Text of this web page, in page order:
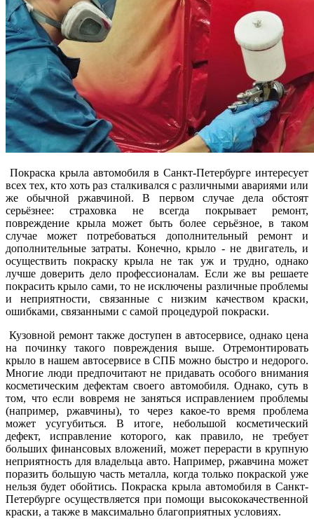
Покраска крыла автомобиля в Санкт-Петербурге интересует
всех тех, кто хоть раз сталкивался с различными авариями или
же обычной ржавчиной. В первом случае дела обстоят
серьёзнее: страховка не всегда покрывает ремонт,
повреждение крыла может быть более серьёзное, в таком
случае может потребоваться дополнительный ремонт и
дополнительные затраты. Конечно, крыло - не двигатель, и
осуществить покраску крыла не так уж и трудно, однако
лучше доверить дело профессионалам. Если же вы решаете
покрасить крыло сами, то не исключены различные проблемы
и неприятности, связанные с низким качеством краски,
ошибками, связанными с самой процедурой покраски.
Кузовной ремонт также доступен в автосервисе, однако цена
на починку такого повреждения выше. Отремонтировать
крыло в нашем автосервисе в СПБ можно быстро и недорого.
Многие люди предпочитают не придавать особого внимания
косметическим дефектам своего автомобиля. Однако, суть в
том, что если вовремя не заняться исправлением проблемы
(например, ржавчины), то через какое-то время проблема
может усугубиться. В итоге, небольшой косметический
дефект, исправление которого, как правило, не требует
больших финансовых вложений, может перерасти в крупную
неприятность для владельца авто. Например, ржавчина может
поразить большую часть металла, когда только покраской уже
нельзя будет обойтись. Покраска крыла автомобиля в Санкт-
Петербурге осуществляется при помощи высококачественной
краски, а также в максимально благоприятных условиях.